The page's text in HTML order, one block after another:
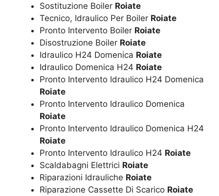
Sostituzione Boiler Roiate
Tecnico, Idraulico Per Boiler Roiate
Pronto Intervento Boiler Roiate
Disostruzione Boiler Roiate
Idraulico H24 Domenica Roiate
Idraulico Domenica H24 Roiate
Pronto Intervento Idraulico H24 Domenica
Roiate
Pronto Intervento Idraulico Domenica
Roiate
Pronto Intervento Idraulico Domenica H24
Roiate
Pronto Intervento Idraulico H24 Roiate
Scaldabagni Elettrici Roiate
Riparazioni Idrauliche Roiate
Riparazione Cassette Di Scarico Roiate